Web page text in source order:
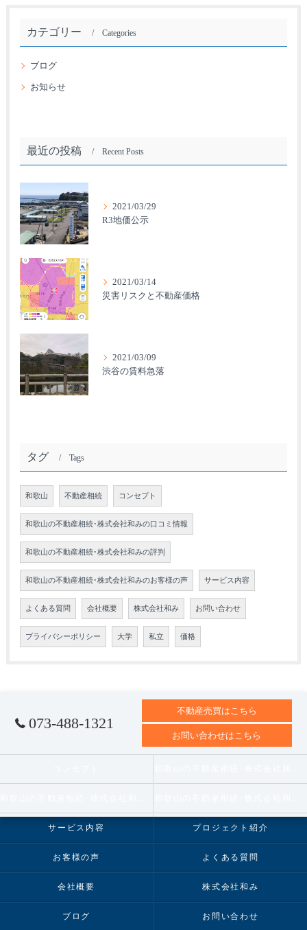
カテゴリー Categories
ブログ
お知らせ
最近の投稿 Recent Posts
2021/03/29
R3地価公示
2021/03/14
災害リスクと不動産価格
2021/03/09
渋谷の賃料急落
タグ Tags
和歌山 不動産相続 コンセプト
和歌山の不動産相続･株式会社和みの口コミ情報
和歌山の不動産相続･株式会社和みの評判
和歌山の不動産相続･株式会社和みのお客様の声 サービス内容
よくある質問 会社概要 株式会社和み お問い合わせ
プライバシーポリシー 大学 私立 価格
073-488-1321
不動産売買はこちら
お問い合わせはこちら
サービス内容 プロジェクト紹介
お客様の声 よくある質問
会社概要 株式会社和み
ブログ お問い合わせ